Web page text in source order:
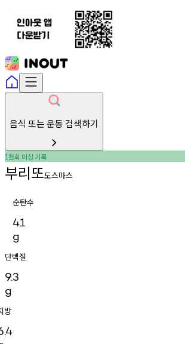
음식 또는 운동 검색하기
1천회 이상기록
부리또도스마스
순탄수
41
g
단백질
9.3
g
방